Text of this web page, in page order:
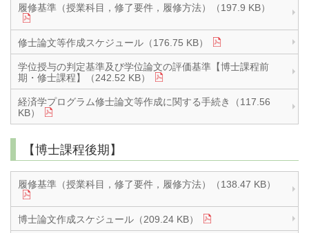
履修基準（授業科目，修了要件，履修方法）（197.9 KB）
修士論文等作成スケジュール（176.75 KB）
学位授与の判定基準及び学位論文の評価基準【博士課程前
期・修士課程】（242.52 KB）
経済学プログラム修士論文等作成に関する手続き（117.56
KB）
【博士課程後期】
履修基準（授業科目，修了要件，履修方法）（138.47 KB）
博士論文作成スケジュール（209.24 KB）